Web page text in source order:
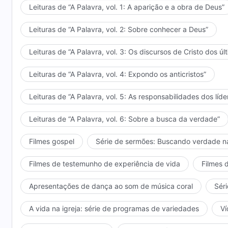
Deus e como o seu espírito é comovido,
precisam aquietar seu coração diante de Deus com
à vida espiritual verdadeira, então nesse dia sua
para a posse de Deus, seu espírito se tornará cada
você se tornará mais capaz de trilhar a senda pela
bênçãos maiores. O propósito da sua vida espiritual
Não é observar regras nem dirigir rituais religiosos,
disciplinar verdadeiramente seu corpo — isso é o
com o máximo esforço. Quanto melhor a sua
será capaz de voltar para Deus e mais você será
Deus ganhará completamente o seu coração.
você pertencerá completamente a Deus. Se trilhar
em todo o tempo e o esclarecerá em tudo que você
da sua cooperação. É por isso que Deus sempre diz:
recompensarei em dobro”. Vocês precisam ver
então precisam fazer tudo que podem para
alcançar uma vida espiritual. No início, talvez você
Leituras de “A Palavra, vol. 1: A aparição e a obra de Deus”
Leituras de “A Palavra, vol. 2: Sobre conhecer a Deus”
Leituras de “A Palavra, vol. 3: Os discursos de Cristo dos
Leituras de “A Palavra, vol. 4: Expondo os anticristos”
Leituras de “A Palavra, vol. 5: As responsabilidades dos
Leituras de “A Palavra, vol. 6: Sobre a busca da verdade”
Filmes gospel Série de sermões: Buscando verdade
Filmes de testemunho de experiência de vida Filmes
Apresentações de dança ao som de música coral
A vida na igreja: série de programas de variedades